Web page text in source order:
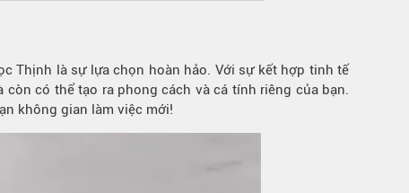
Thịnh là sự lựa chọn hoàn hảo. Với sự kết hợp tinh tế
có thể tạo ra phong cách và cá tính riêng của bạn.
không gian làm việc mới!